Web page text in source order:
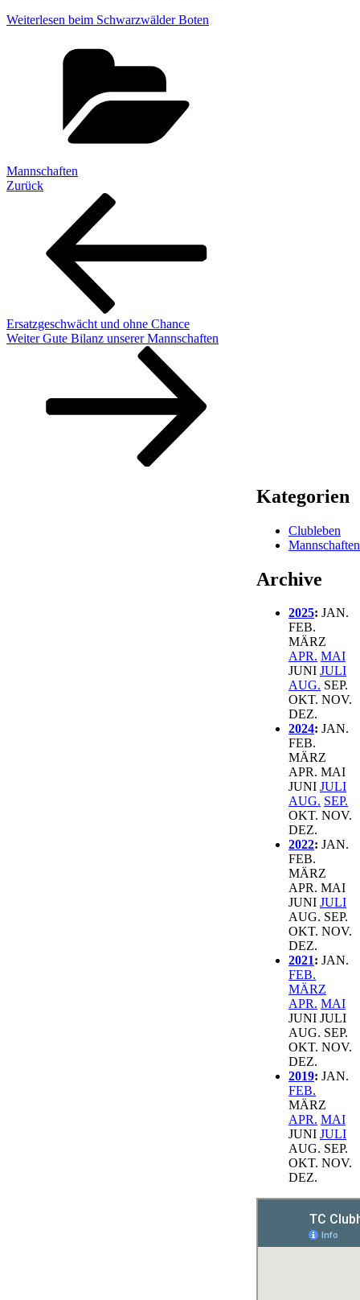
Weiterlesen beim Schwarzwälder Boten
Kategorien
Mannschaften
Beitragsnavigation
Vorheriger
Zurück
Ersatzgeschwächt und ohne Chance
Nächster
Weiter Gute Bilanz unserer Mannschaften
Kategorien
Clubleben
Mannschaften
Archive
2025:JAN.
FEB.
MÄRZ
APR. MAI
JUNI JULI
AUG. SEP.
OKT. NOV.
DEZ.
2024:JAN.
FEB.
MÄRZ
APR. MAI
JUNI JULI
AUG. SEP.
OKT. NOV.
DEZ.
2022:JAN.
FEB.
MÄRZ
APR. MAI
JUNI JULI
AUG. SEP.
OKT. NOV.
DEZ.
2021:JAN.
FEB.
MÄRZ
APR. MAI
JUNI JULI
AUG. SEP.
OKT. NOV.
DEZ.
2019:JAN.
FEB.
MÄRZ
APR. MAI
JUNI JULI
AUG. SEP.
OKT. NOV.
DEZ.